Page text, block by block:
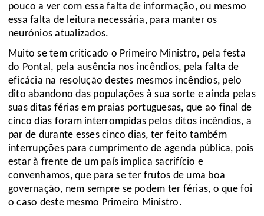
pouco a ver com essa falta de informação, ou mesmo
essa falta de leitura necessária, para manter os
neurónios atualizados.
Muito se tem criticado o Primeiro Ministro, pela festa
do Pontal, pela ausência nos incêndios, pela falta de
eficácia na resolução destes mesmos incêndios, pelo
dito abandono das populações à sua sorte e ainda pelas
suas ditas férias em praias portuguesas, que ao final de
cinco dias foram interrompidas pelos ditos incêndios, a
par de durante esses cinco dias, ter feito também
interrupções para cumprimento de agenda pública, pois
estar à frente de um país implica sacrifício e
convenhamos, que para se ter frutos de uma boa
governação, nem sempre se podem ter férias, o que foi
o caso deste mesmo Primeiro Ministro.